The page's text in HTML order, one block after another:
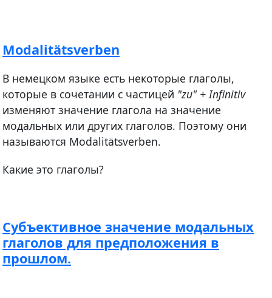
Modalitätsverben
В немецком языке есть некоторые глаголы,
которые в сочетании с частицей "zu" + Infinitiv
изменяют значение глагола на значение
модальных или других глаголов. Поэтому они
называются Modalitätsverben.
Какие это глаголы?
Cубъективное значение модальных
глаголов для предположения в
прошлом.